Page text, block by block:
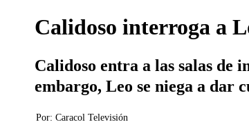
Calidoso interroga a
Calidoso entra a las salas
embargo, Leo se niega a dar
Por: Caracol Televisión